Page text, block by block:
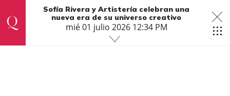
Sofía Rivera y Artistería celebran una
nueva era de su universo creativo
mié 01 julio 2026 12:34 PM